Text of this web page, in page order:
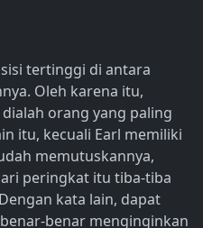
tertinggi di antara
Oleh karena itu,
orang yang paling
itu, kecuali Earl memiliki
memutuskannya,
peringkat itu tiba-tiba
kata lain, dapat
benar menginginkan